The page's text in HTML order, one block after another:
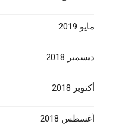
مايو 2019
ديسمبر 2018
أكتوبر 2018
أغسطس 2018